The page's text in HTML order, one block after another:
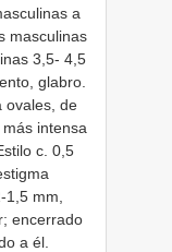
a
masculinas
3,5- 4,5
glabro.
ovales, de
intensa
c. 0,5
mm,
encerrado
a él.